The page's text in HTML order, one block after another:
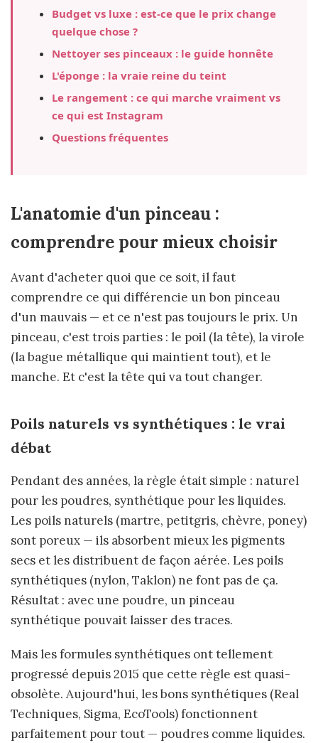
Budget vs luxe : est-ce que le prix change
quelque chose ?
Nettoyer ses pinceaux : le guide honnête
L'éponge : la vraie reine du teint
Le rangement : ce qui marche vraiment vs
ce qui est Instagram
Questions fréquentes
L'anatomie d'un pinceau :
comprendre pour mieux choisir
Avant d'acheter quoi que ce soit, il faut
comprendre ce qui différencie un bon pinceau
d'un mauvais — et ce n'est pas toujours le prix. Un
pinceau, c'est trois parties : le poil (la tête), la virole
(la bague métallique qui maintient tout), et le
manche. Et c'est la tête qui va tout changer.
Poils naturels vs synthétiques : le vrai
débat
Pendant des années, la règle était simple : naturel
pour les poudres, synthétique pour les liquides.
Les poils naturels (martre, petitgris, chèvre, poney)
sont poreux — ils absorbent mieux les pigments
secs et les distribuent de façon aérée. Les poils
synthétiques (nylon, Taklon) ne font pas de ça.
Résultat : avec une poudre, un pinceau
synthétique pouvait laisser des traces.
Mais les formules synthétiques ont tellement
progressé depuis 2015 que cette règle est quasi-
obsolète. Aujourd'hui, les bons synthétiques (Real
Techniques, Sigma, EcoTools) fonctionnent
parfaitement pour tout — poudres comme liquides.